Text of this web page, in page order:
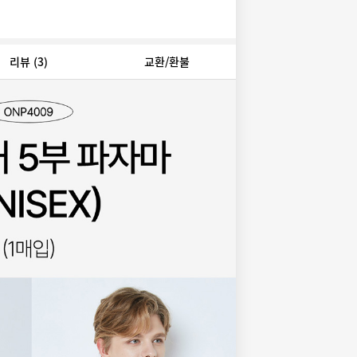
리뷰 (3) 교환/환불